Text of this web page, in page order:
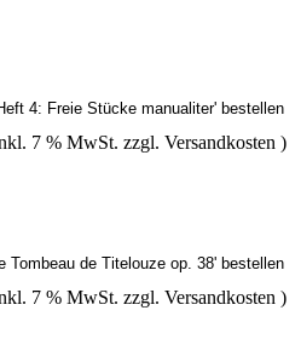
7 % MwSt. zzgl. Versandkosten )
7 % MwSt. zzgl. Versandkosten )